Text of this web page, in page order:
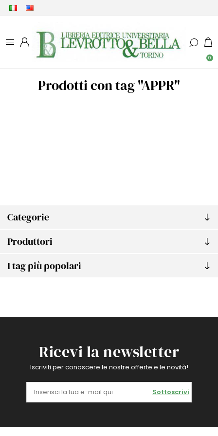
0
Categorie
Produttori
I tag più popolari
Prodotti con tag "APPR"
Ricevi la newsletter
Iscriviti per conoscere le nostre offerte e le novità!
Sottoscrivi